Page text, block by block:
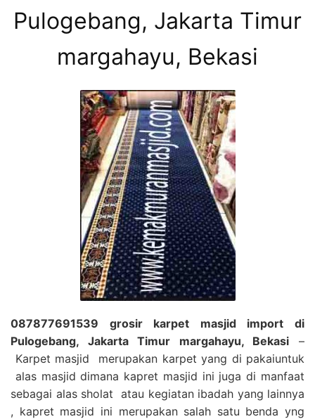
Pulogebang, Jakarta Timur
margahayu, Bekasi
087877691539 grosir karpet masjid import di
Pulogebang, Jakarta Timur margahayu, Bekasi –
Karpet masjid merupakan karpet yang di pakaiuntuk
alas masjid dimana kapret masjid ini juga di manfaat
sebagai alas sholat atau kegiatan ibadah yang lainnya
, kapret masjid ini merupakan salah satu benda yng